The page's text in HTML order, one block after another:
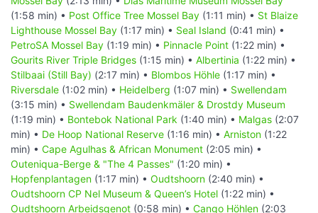
(1:58 min) • Post Office Tree Mossel Bay (1:11 min) • St Blaize
Lighthouse Mossel Bay (1:17 min) • Seal Island (0:41 min) •
PetroSA Mossel Bay (1:19 min) • Pinnacle Point (1:22 min) •
Gourits River Triple Bridges (1:15 min) • Albertinia (1:22 min) •
Stilbaai (Still Bay) (2:17 min) • Blombos Höhle (1:17 min) •
Riversdale (1:02 min) • Heidelberg (1:07 min) • Swellendam
(3:15 min) • Swellendam Baudenkmäler & Drostdy Museum
(1:19 min) • Bontebok National Park (1:40 min) • Malgas (2:07
min) • De Hoop National Reserve (1:16 min) • Arniston (1:22
min) • Cape Agulhas & African Monument (2:05 min) •
Outeniqua-Berge & "The 4 Passes" (1:20 min) •
Hopfenplantagen (1:17 min) • Oudtshoorn (2:40 min) •
Oudtshoorn CP Nel Museum & Queen’s Hotel (1:22 min) •
Oudtshoorn Arbeidsgenot (0:58 min) • Cango Höhlen (2:03